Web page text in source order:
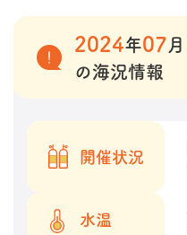
2024年07 月
の海況情報
開催状況
水温